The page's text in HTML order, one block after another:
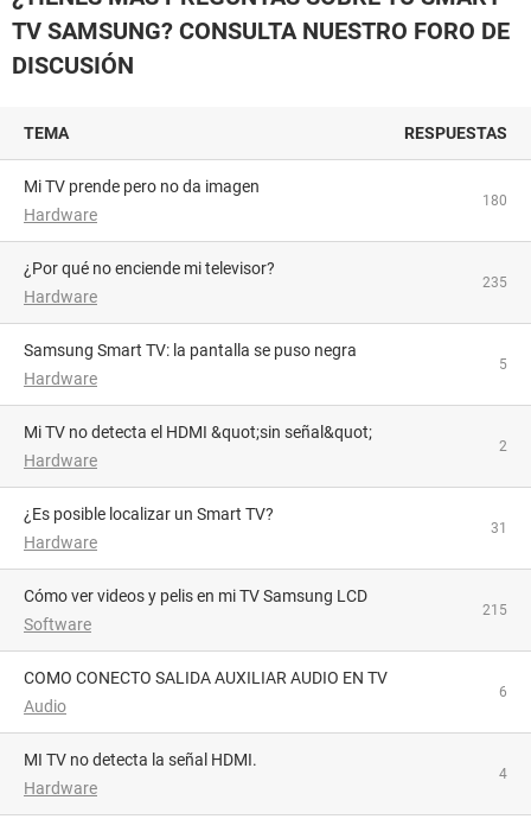
TV SAMSUNG? CONSULTA NUESTRO FORO DE
DISCUSIÓN
TEMA RESPUESTAS
Mi TV prende pero no da imagen
Hardware
180
¿Por qué no enciende mi televisor?
Hardware
235
Samsung Smart TV: la pantalla se puso negra
Hardware
5
Mi TV no detecta el HDMI &quot;sin señal&quot;
Hardware
2
¿Es posible localizar un Smart TV?
Hardware
31
Cómo ver videos y pelis en mi TV Samsung LCD
Software
215
COMO CONECTO SALIDA AUXILIAR AUDIO EN TV
Audio
6
MI TV no detecta la señal HDMI.
Hardware
4